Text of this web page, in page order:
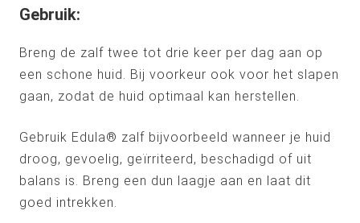
Gebruik:
Breng de zalf twee tot drie keer per dag aan op
een schone huid. Bij voorkeur ook voor het slapen
gaan, zodat de huid optimaal kan herstellen.
Gebruik Edula® zalf bijvoorbeeld wanneer je huid
droog, gevoelig, geïrriteerd, beschadigd of uit
balans is. Breng een dun laagje aan en laat dit
goed intrekken.